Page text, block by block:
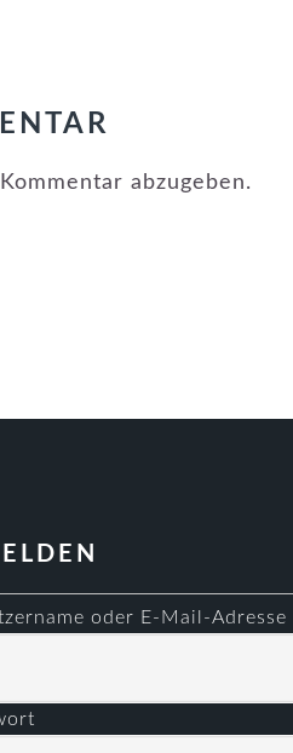
abzugeben.
oder E-Mail-Adresse